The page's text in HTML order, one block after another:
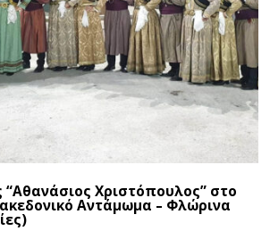
Χριστόπουλος” στο
Αντάμωμα – Φλώρινα